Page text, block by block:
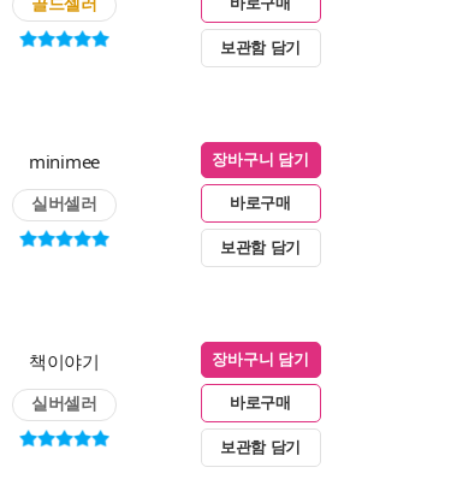
보관함 담기
minimee
실버셀러
장바구니 담기
바로구매
보관함 담기
책이야기
실버셀러
장바구니 담기
바로구매
보관함 담기